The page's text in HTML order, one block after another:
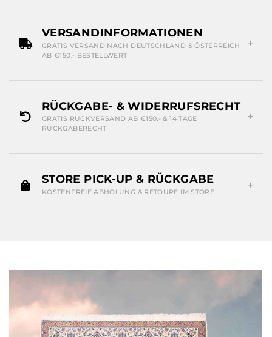
VERSANDINFORMATIONEN
GRATIS VERSAND NACH DEUTSCHLAND & ÖSTERREICH
AB €150,- BESTELLWERT
RÜCKGABE- & WIDERRUFSRECHT
GRATIS RÜCKVERSAND AB €150,- & 14 TAGE
RÜCKGABERECHT
STORE PICK-UP & RÜCKGABE
KOSTENFREIE ABHOLUNG & RETOURE IM STORE